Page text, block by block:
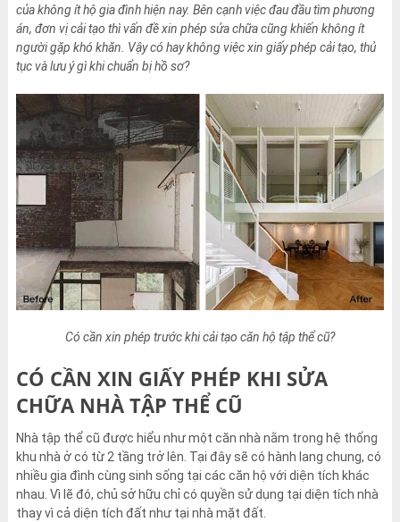
của không ít hộ gia đình hiện nay. Bên cạnh việc đau đầu tìm phương
án, đơn vị cải tạo thì vấn đề xin phép sửa chữa cũng khiến không ít
người gặp khó khăn. Vậy có hay không việc xin giấy phép cải tạo, thủ
tục và lưu ý gì khi chuẩn bị hồ sơ?
Có cần xin phép trước khi cải tạo căn hộ tập thể cũ?
CÓ CẦN XIN GIẤY PHÉP KHI SỬA
CHỮA NHÀ TẬP THỂ CŨ
Nhà tập thể cũ được hiểu như một căn nhà nằm trong hệ thống
khu nhà ở có từ 2 tầng trở lên. Tại đây sẽ có hành lang chung, có
nhiều gia đình cùng sinh sống tại các căn hộ với diện tích khác
nhau. Vì lẽ đó, chủ sở hữu chỉ có quyền sử dụng tại diện tích nhà
thay vì cả diện tích đất như tại nhà mặt đất.